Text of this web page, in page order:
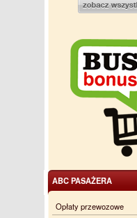
ABC PASAŻERA
Opłaty przewozowe